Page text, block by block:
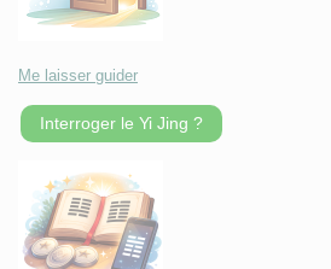
Me laisser guider
Interroger le Yi Jing ?